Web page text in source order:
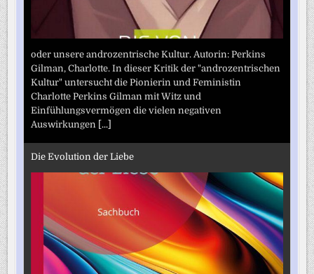
oder unsere androzentrische Kultur. Autorin: Perkins
Gilman, Charlotte. In dieser Kritik der "androzentrischen
Kultur" untersucht die Pionierin und Feministin
Charlotte Perkins Gilman mit Witz und
Einfühlungsvermögen die vielen negativen
Auswirkungen
[...]
Die Evolution der Liebe